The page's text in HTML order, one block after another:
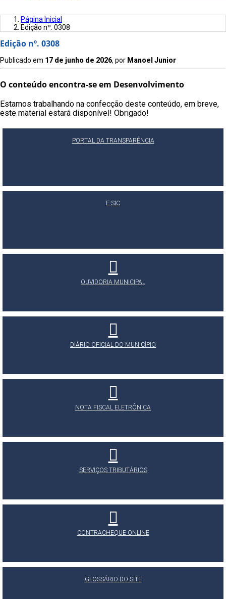
Página Inicial
Edição nº. 0308
Edição nº. 0308
Publicado em 17 de junho de 2026, por Manoel Junior
O conteúdo encontra-se em Desenvolvimento
Estamos trabalhando na confecção deste conteúdo, em breve,
este material estará disponível! Obrigado!
PORTAL DA TRANSPARÊNCIA
E-SIC
OUVIDORIA MUNICIPAL
DIÁRIO OFICIAL DO MUNICÍPIO
NOTA FISCAL ELETRÔNICA
SERVIÇOS TRIBUTÁRIOS
CONTRACHEQUE ONLINE
GLOSSÁRIO DO SITE